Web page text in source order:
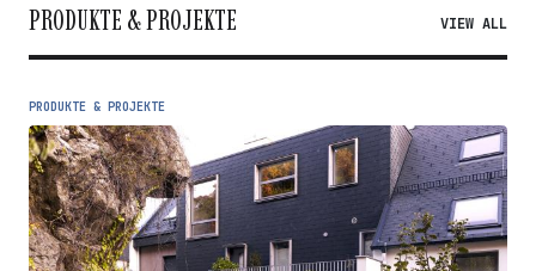
PRODUKTE & PROJEKTE VIEW ALL
PRODUKTE & PROJEKTE